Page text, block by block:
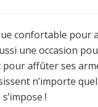
confortable pour
une occasion
affûter ses
n’importe
!